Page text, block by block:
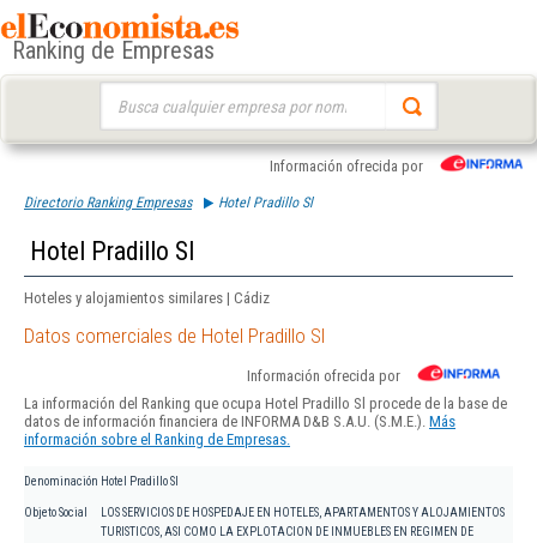
Ranking de Empresas
Información ofrecida por
Directorio Ranking Empresas Hotel Pradillo Sl
Hotel Pradillo Sl
Hoteles y alojamientos similares | Cádiz
Datos comerciales de Hotel Pradillo Sl
Información ofrecida por
La información del Ranking que ocupa Hotel Pradillo Sl procede de la base de
datos de información financiera de INFORMA D&B S.A.U. (S.M.E.). Más
información sobre el Ranking de Empresas.
Denominación Hotel Pradillo Sl
Objeto Social
LOS SERVICIOS DE HOSPEDAJE EN HOTELES, APARTAMENTOS Y ALOJAMIENTOS
TURISTICOS, ASI COMO LA EXPLOTACION DE INMUEBLES EN REGIMEN DE